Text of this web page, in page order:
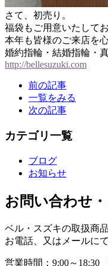
さて、初売り。
福袋もご用意いたしてお
本年も皆様のご来店を
婚約指輪・結婚指輪・
http://bellesuzuki.com
前の記事
一覧をみる
次の記事
カテゴリ一覧
ブログ
お知らせ
お問い合わせ
ベル・スズキの取扱商
お電話、又はメールに
営業時間： 9:00～18:30